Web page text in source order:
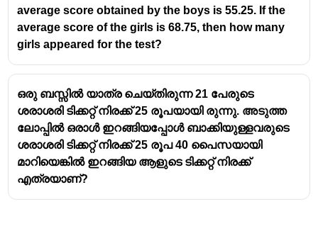
average score obtained by the boys is 55.25. If the
average score of the girls is 68.75, then how many
girls appeared for the test?
ഒരു ബസ്സിൽ യാത്ര ചെയ്തിരുന്ന 21 പേരുടെ
ശരാശരി ടിക്കറ്റ് നിരക്ക് 25 രൂപയായി രുന്നു. അടുത്ത
ലോപ്പിൽ ഒരാൾ ഇറങ്ങിയപ്പോൾ ബാക്കിയുള്ളവരുടെ
ശരാശരി ടിക്കറ്റ് നിരക്ക് 25 രൂപ 40 പൈസയായി
മാറിയെങ്കിൽ ഇറങ്ങിയ ആളുടെ ടിക്കറ്റ് നിരക്ക്
എത്രയാണ്?